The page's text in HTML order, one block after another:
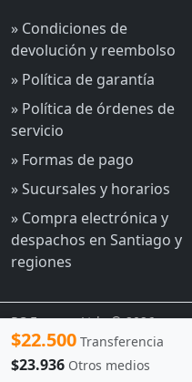
$22.500 Transferencia
$23.936 Otros medios
» Condiciones de
devolución y reembolso
» Política de garantía
» Política de órdenes de
servicio
» Formas de pago
» Sucursales y horarios
» Compra electrónica y
despachos en Santiago y
regiones
PC Express Ltda © 2026